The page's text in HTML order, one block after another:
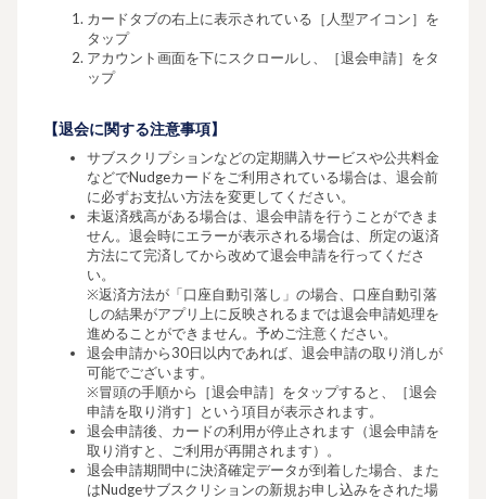
カードタブの右上に表示されている［人型アイコン］を
タップ
アカウント画面を下にスクロールし、［退会申請］をタ
ップ
【退会に関する注意事項】
サブスクリプションなどの定期購入サービスや公共料金
などでNudgeカードをご利用されている場合は、退会前
に必ずお支払い方法を変更してください。
未返済残高がある場合は、退会申請を行うことができま
せん。退会時にエラーが表示される場合は、所定の返済
方法にて完済してから改めて退会申請を行ってくださ
い。
※返済方法が「口座自動引落し」の場合、口座自動引落
しの結果がアプリ上に反映されるまでは退会申請処理を
進めることができません。予めご注意ください。
退会申請から30日以内であれば、退会申請の取り消しが
可能でございます。
※冒頭の手順から［退会申請］をタップすると、［退会
申請を取り消す］という項目が表示されます。
退会申請後、カードの利用が停止されます（退会申請を
取り消すと、ご利用が再開されます）。
退会申請期間中に決済確定データが到着した場合、また
はNudgeサブスクリションの新規お申し込みをされた場